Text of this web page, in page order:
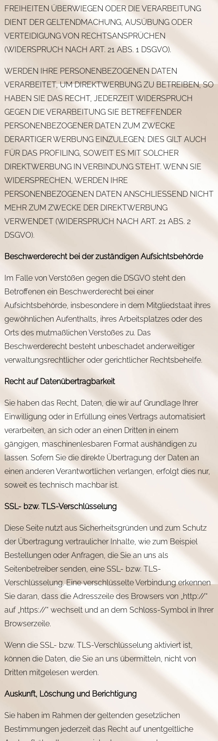
FREIHEITEN ÜBERWIEGEN ODER DIE VERARBEITUNG
DIENT DER GELTENDMACHUNG, AUSÜBUNG ODER
VERTEIDIGUNG VON RECHTSANSPRÜCHEN
(WIDERSPRUCH NACH ART. 21 ABS. 1 DSGVO).
WERDEN IHRE PERSONENBEZOGENEN DATEN
VERARBEITET, UM DIREKTWERBUNG ZU BETREIBEN, SO
HABEN SIE DAS RECHT, JEDERZEIT WIDERSPRUCH
GEGEN DIE VERARBEITUNG SIE BETREFFENDER
PERSONENBEZOGENER DATEN ZUM ZWECKE
DERARTIGER WERBUNG EINZULEGEN; DIES GILT AUCH
FÜR DAS PROFILING, SOWEIT ES MIT SOLCHER
DIREKTWERBUNG IN VERBINDUNG STEHT. WENN SIE
WIDERSPRECHEN, WERDEN IHRE
PERSONENBEZOGENEN DATEN ANSCHLIESSEND NICHT
MEHR ZUM ZWECKE DER DIREKTWERBUNG
VERWENDET (WIDERSPRUCH NACH ART. 21 ABS. 2
DSGVO).
Beschwerde­recht bei der zuständigen Aufsichts­behörde
Im Falle von Verstößen gegen die DSGVO steht den
Betroffenen ein Beschwerderecht bei einer
Aufsichtsbehörde, insbesondere in dem Mitgliedstaat ihres
gewöhnlichen Aufenthalts, ihres Arbeitsplatzes oder des
Orts des mutmaßlichen Verstoßes zu. Das
Beschwerderecht besteht unbeschadet anderweitiger
verwaltungsrechtlicher oder gerichtlicher Rechtsbehelfe.
Recht auf Daten­übertrag­barkeit
Sie haben das Recht, Daten, die wir auf Grundlage Ihrer
Einwilligung oder in Erfüllung eines Vertrags automatisiert
verarbeiten, an sich oder an einen Dritten in einem
gängigen, maschinenlesbaren Format aushändigen zu
lassen. Sofern Sie die direkte Übertragung der Daten an
einen anderen Verantwortlichen verlangen, erfolgt dies nur,
soweit es technisch machbar ist.
SSL- bzw. TLS-Verschlüsselung
Diese Seite nutzt aus Sicherheitsgründen und zum Schutz
der Übertragung vertraulicher Inhalte, wie zum Beispiel
Bestellungen oder Anfragen, die Sie an uns als
Seitenbetreiber senden, eine SSL- bzw. TLS-
Verschlüsselung. Eine verschlüsselte Verbindung erkennen
Sie daran, dass die Adresszeile des Browsers von „http://“
auf „https://“ wechselt und an dem Schloss-Symbol in Ihrer
Browserzeile.
Wenn die SSL- bzw. TLS-Verschlüsselung aktiviert ist,
können die Daten, die Sie an uns übermitteln, nicht von
Dritten mitgelesen werden.
Auskunft, Löschung und Berichtigung
Sie haben im Rahmen der geltenden gesetzlichen
Bestimmungen jederzeit das Recht auf unentgeltliche